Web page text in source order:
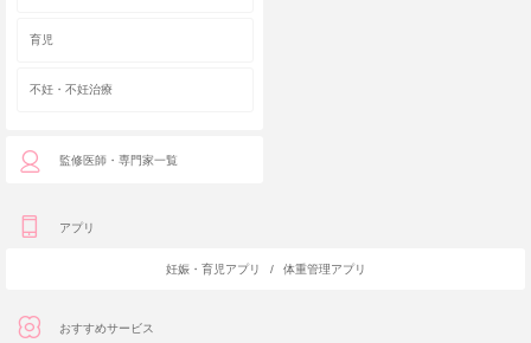
育児
不妊・不妊治療
監修医師・専門家一覧
アプリ
妊娠・育児アプリ / 体重管理アプリ
おすすめサービス